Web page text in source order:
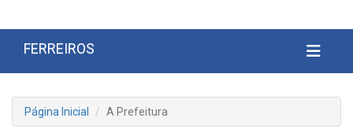
FERREIROS
Página Inicial A Prefeitura